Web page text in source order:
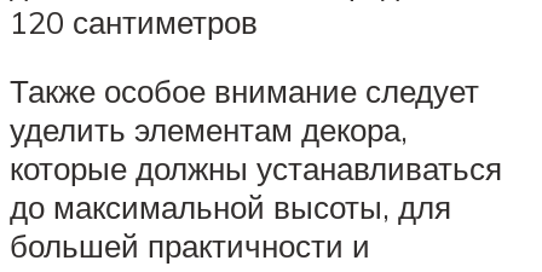
120 сантиметров
Также особое внимание следует
уделить элементам декора,
которые должны устанавливаться
до максимальной высоты, для
большей практичности и